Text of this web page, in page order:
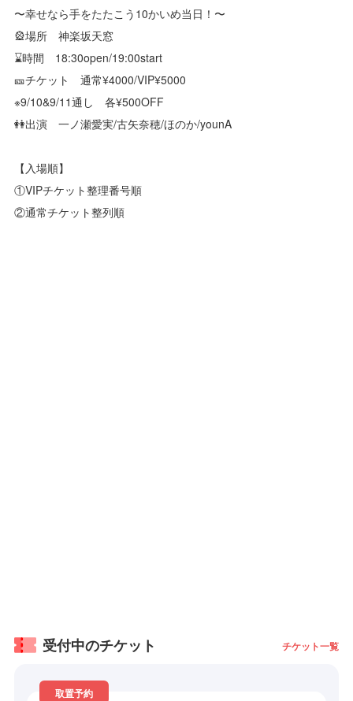
〜幸せなら手をたたこう10かいめ当日！〜
🎡場所 神楽坂天窓
⌛️時間 18:30open/19:00start
🎫チケット 通常¥4000/VIP¥5000
※9/10&9/11通し 各¥500OFF
👭出演 一ノ瀬愛実/古矢奈穂/ほのか/younA
【入場順】
①VIPチケット整理番号順
②通常チケット整列順
受付中のチケット チケット一覧
取置予約